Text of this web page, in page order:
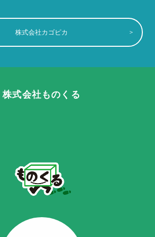
株式会社カゴピカ
株式会社ものくる